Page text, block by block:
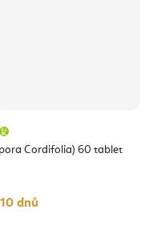
Cordifolia) 60 tablet
produktu
je
hvězdiček.
dnů